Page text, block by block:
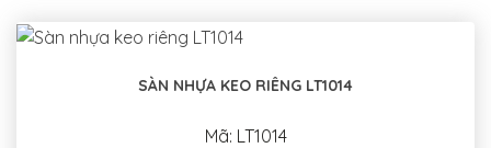
SÀN NHỰA KEO RIÊNG LT1014
Mã: LT1014